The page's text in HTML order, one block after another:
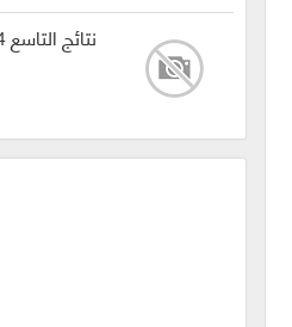
نتائج التاسع 2024